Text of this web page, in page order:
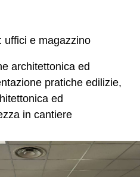
uffici e magazzino
architettonica ed
pratiche edilizie,
ed
in cantiere